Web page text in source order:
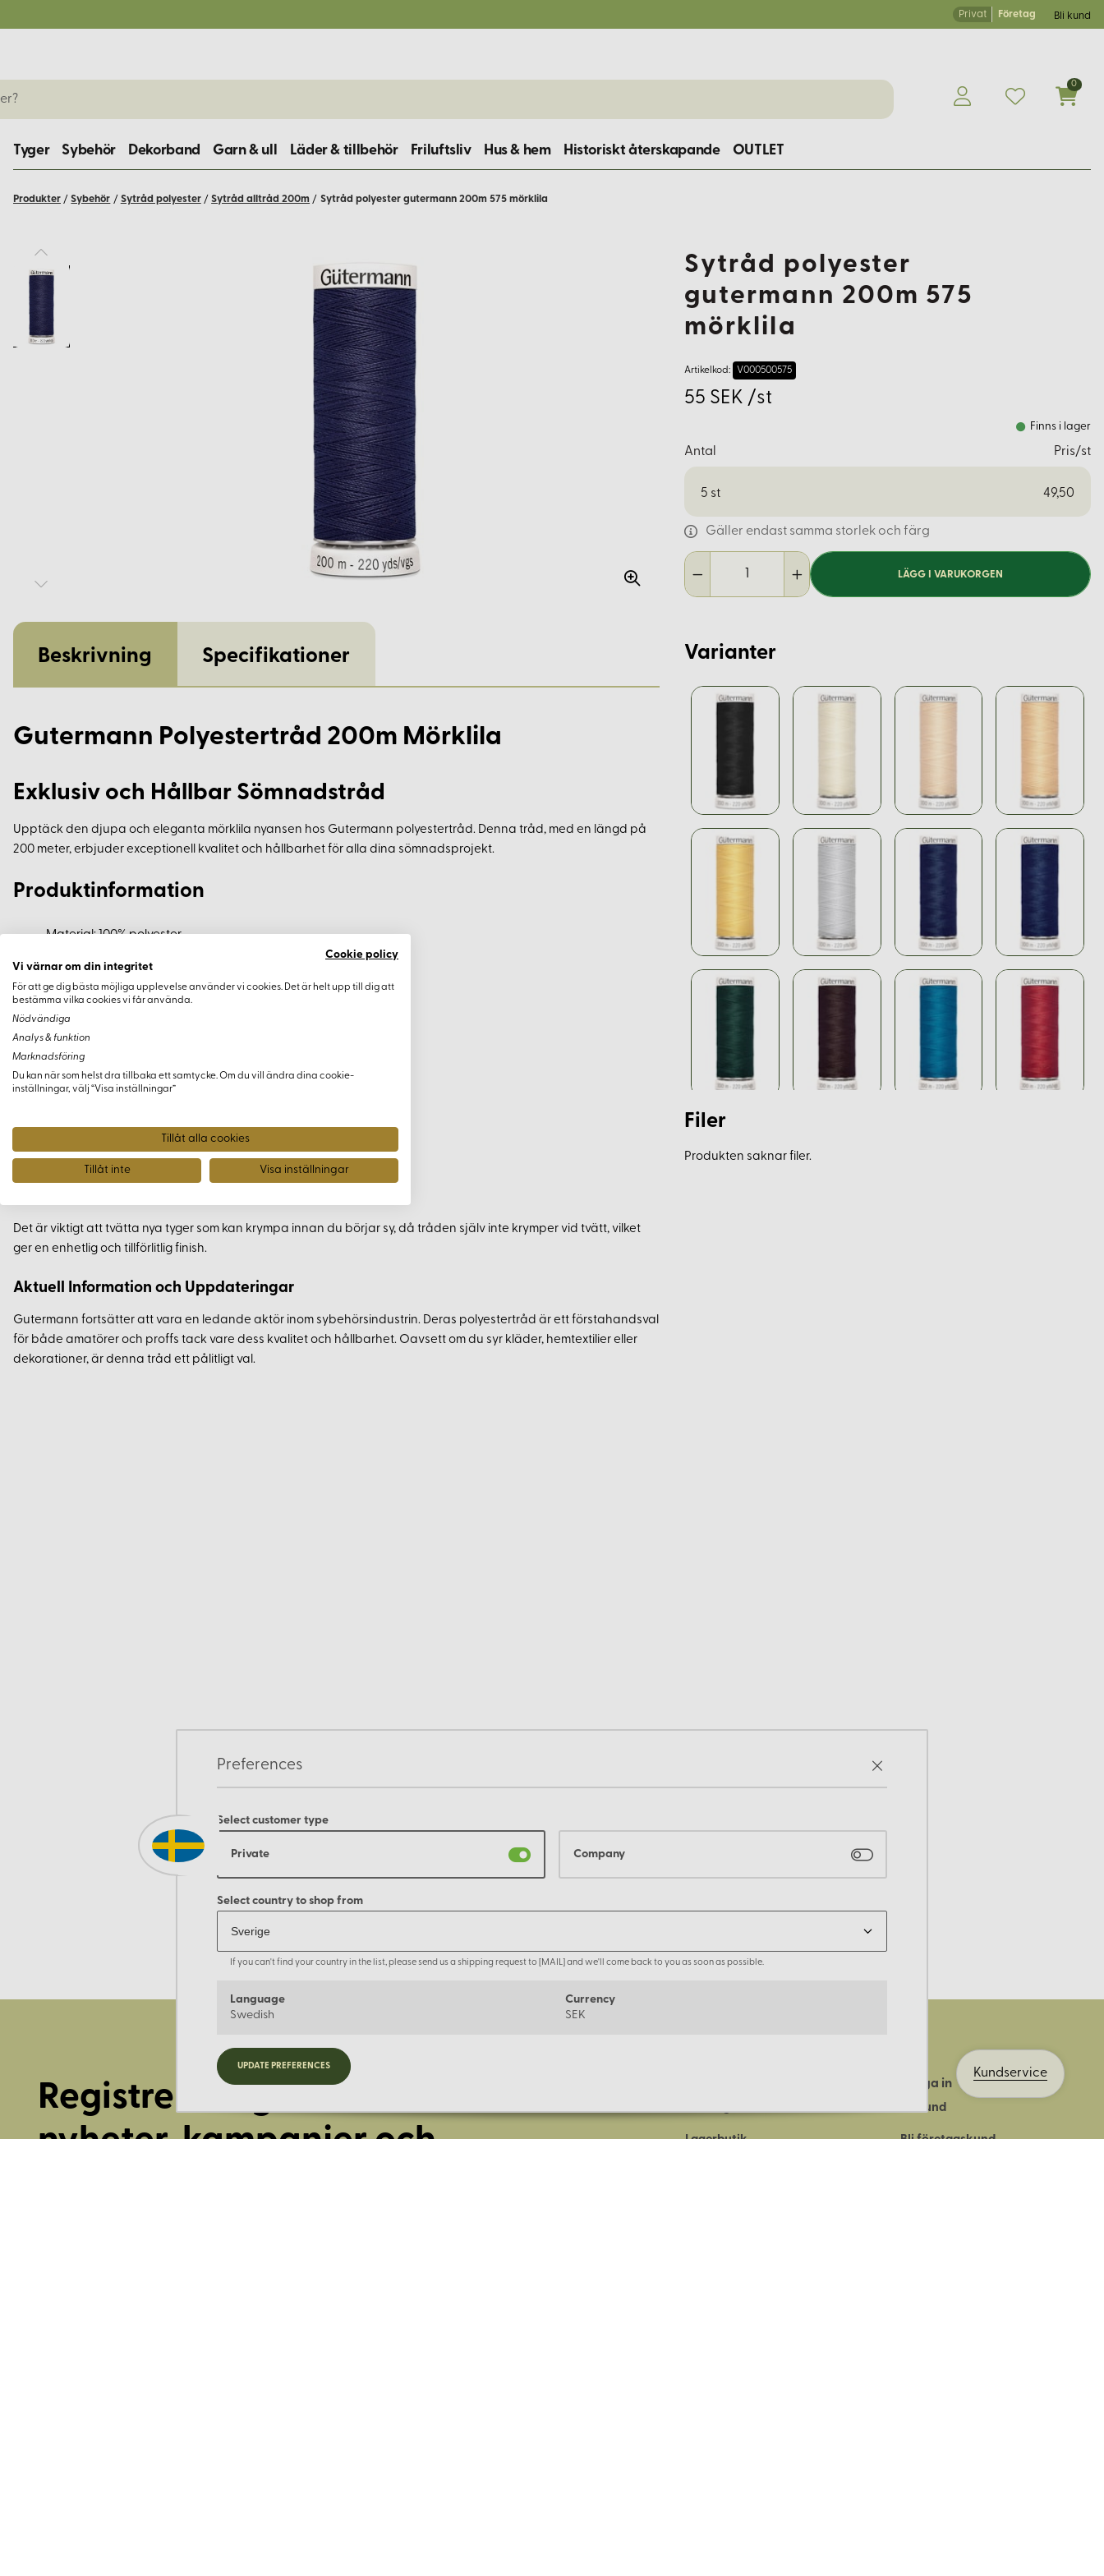
Kundservice
Preferences
Select customer type
Private Company
Select country to shop from
If you can't find your country in the list, please send us a shipping request to [MAIL] and we'll come back to you as soon as possible.
Language
Swedish
Currency
SEK
UPDATE PREFERENCES
Privat Företag Bli kund
0
Tyger Sybehör Dekorband Garn & ull Läder & tillbehör Friluftsliv Hus & hem Historiskt återskapande OUTLET
Produkter / Sybehör / Sytråd polyester / Sytråd alltråd 200m / Sytråd polyester gutermann 200m 575 mörklila
Sytråd polyester
gutermann 200m 575
mörklila
Artikelkod: V000500575
55 SEK /st
Finns i lager
Antal Pris/st
5 st 49,50
Gäller endast samma storlek och färg
LÄGG I VARUKORGEN
Beskrivning Specifikationer
Gutermann Polyestertråd 200m Mörklila
Exklusiv och Hållbar Sömnadstråd
Upptäck den djupa och eleganta mörklila nyansen hos Gutermann polyestertråd. Denna tråd, med en längd på
200 meter, erbjuder exceptionell kvalitet och hållbarhet för alla dina sömnadsprojekt.
Produktinformation
Material: 100% polyester
Extrem slitstyrka och hållbarhet
Fördelar och Egenskaper
Passar alla typer av tyger
Lämplig för både handsömnad och maskinsömnad
Det är viktigt att tvätta nya tyger som kan krympa innan du börjar sy, då tråden själv inte krymper vid tvätt, vilket
ger en enhetlig och tillförlitlig finish.
Aktuell Information och Uppdateringar
Gutermann fortsätter att vara en ledande aktör inom sybehörsindustrin. Deras polyestertråd är ett förstahandsval
för både amatörer och proffs tack vare dess kvalitet och hållbarhet. Oavsett om du syr kläder, hemtextilier eller
dekorationer, är denna tråd ett pålitligt val.
Varianter
Filer
Produkten saknar filer.
Registrera dig för
nyheter, kampanjer och
Företagets historia
Lagerbutik
Logga in
Bli kund
Bli företagskund
Cookie policy
Vi värnar om din integritet
För att ge dig bästa möjliga upplevelse använder vi cookies. Det är helt upp till dig att
bestämma vilka cookies vi får använda.
Nödvändiga
Analys & funktion
Marknadsföring
Du kan när som helst dra tillbaka ett samtycke. Om du vill ändra dina cookie-
inställningar, välj “Visa inställningar”
Tillåt alla cookies
Tillåt inte Visa inställningar